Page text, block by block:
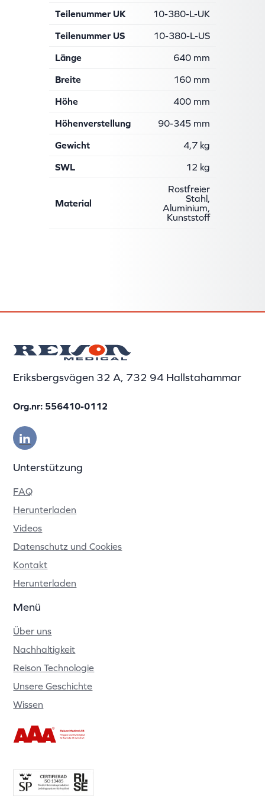
Teilenummer UK 10-380-L-UK
Teilenummer US 10-380-L-US
Länge 640 mm
Breite 160 mm
Höhe 400 mm
Höhenverstellung 90-345 mm
Gewicht 4,7 kg
SWL 12 kg
Material
Rostfreier
Stahl,
Aluminium,
Kunststoff
Eriksbergsvägen 32 A, 732 94 Hallstahammar
Org.nr: 556410-0112
Unterstützung
FAQ
Herunterladen
Videos
Datenschutz und Cookies
Kontakt
Herunterladen
Menü
Über uns
Nachhaltigkeit
Reison Technologie
Unsere Geschichte
Wissen